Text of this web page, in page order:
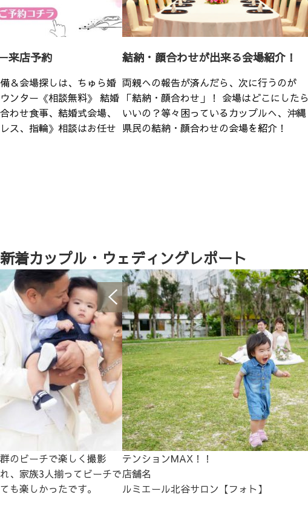
来店予約
＆会場探しは、ちゅら婚
ンター《相談無料》 結婚
わせ食事、結婚式会場、
ス、指輪》相談はお任せ
結納・顔合わせが出来る会場紹介！
両親への報告が済んだら、次に行うのが
「結納・顔合わせ」！ 会場はどこにしたら
いいの？等々困っているカップルへ、沖縄
県民の結納・顔合わせの会場を紹介！
新着カップル・ウェディングレポート
のビーチで楽しく撮影
、家族3人揃ってビーチで
も楽しかったです。
テンションMAX！！
店舗名
ルミエール北谷サロン【フォト】